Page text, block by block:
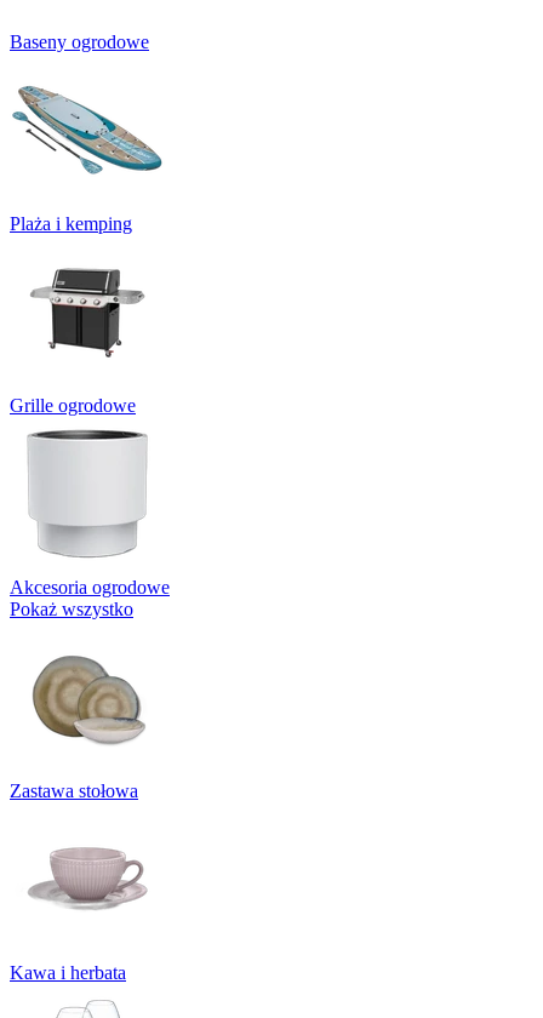
Baseny ogrodowe
Plaża i kemping
Grille ogrodowe
Akcesoria ogrodowe
Pokaż wszystko
Zastawa stołowa
Kawa i herbata